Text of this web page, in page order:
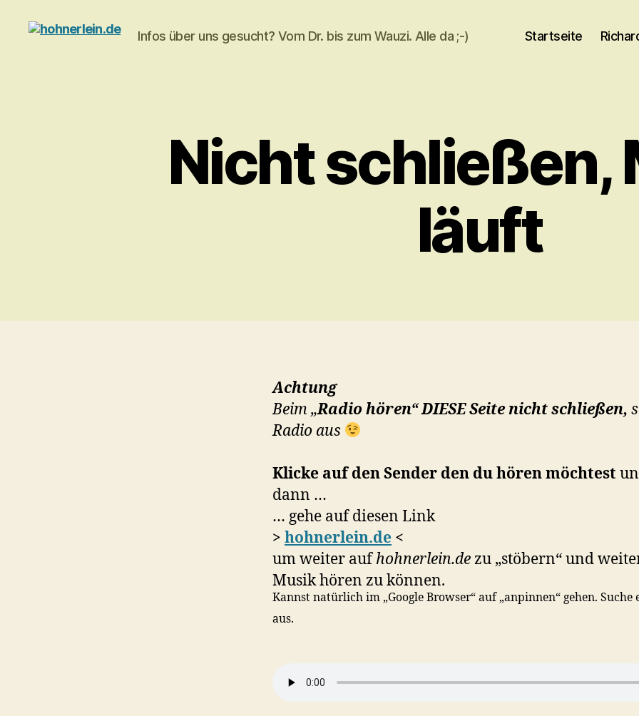
Infos über uns gesucht? Vom Dr. bis zum Wauzi. Alle da ;-) Startseite
Nicht schließen,
läuft
Achtung
Beim „Radio hören“ DIESE Seite nicht schließen,
Radio aus
Klicke auf den Sender den du hören möchtest
dann …
… gehe auf diesen Link
> hohnerlein.de <
um weiter aufhohnerlein.dezu „stöbern“ und
Musik hören zu können.
Kannst natürlich im „Google Browser“ auf „anpinnen“ gehen. Suche
aus.